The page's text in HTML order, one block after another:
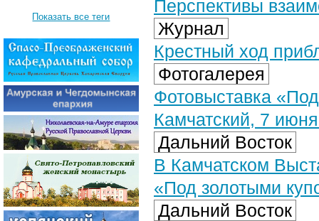
Перспективы
Журнал
Крестный ход
Фотогалерея
Фотовыставка
Камчатский, 7
Дальний Восток
В Камчатском
«Под золотыми
Дальний Восток
Показать все теги